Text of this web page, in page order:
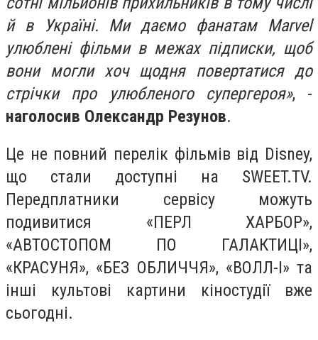
й в Україні. Ми даємо фанатам Marvel
улюблені фільми в межах підписки, щоб
вони могли хоч щодня повертатися до
стрічки про улюбленого супергероя», -
наголосив Олександр Резунов.
Це не повний перелік фільмів від Disney,
що стали доступні на SWEET.TV.
Передплатники сервісу можуть
подивитися «ПЕРЛ ХАРБОР»,
«АВТОСТОПОМ ПО ГАЛАКТИЦІ»,
«КРАСУНЯ», «БЕЗ ОБЛИЧЧЯ», «ВОЛЛ-І» та
інші культові картини кіностудії вже
сьогодні.